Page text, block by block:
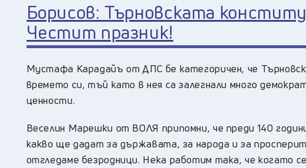
Борисов: Търновската
Честит празник!
Мустафа Карадайъ от ДПС бе категоричен, че
времето си, тъй като в нея са залегнали много
ценности.
Веселин Марешки от ВОЛЯ припомни, че преди 140
какво ще дадат за държавата, за народа и за
отгледаме безродници. Нека работим така, че когато